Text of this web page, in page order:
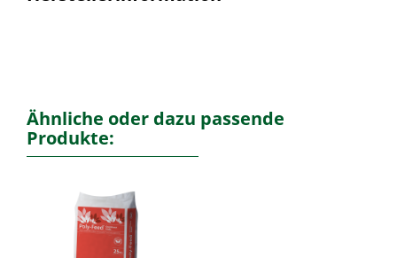
Ähnliche oder dazu passende
Produkte: